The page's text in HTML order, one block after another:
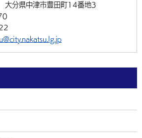
分県中津市豊田町14番地3